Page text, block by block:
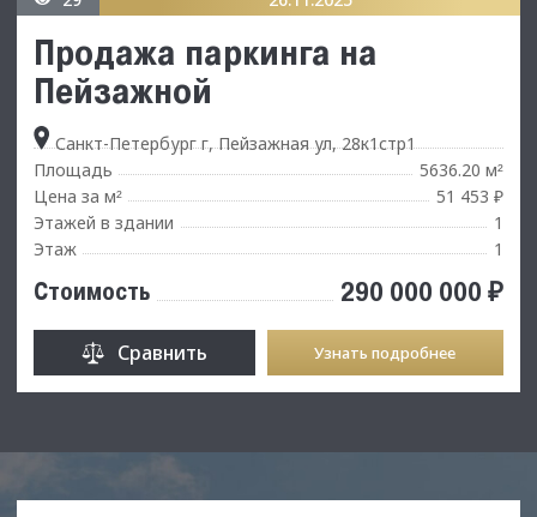
Продажа паркинга на
Пейзажной
Санкт-Петербург г, Пейзажная ул, 28к1стр1
Площадь
5636.20 м²
Цена за м²
51 453 ₽
Этажей в здании
1
Этаж
1
Стоимость 290 000 000 ₽
Сравнить Узнать подробнее